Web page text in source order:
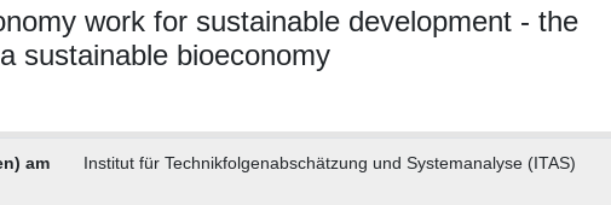
work for sustainable development - the
sustainable bioeconomy
am
Institut für Technikfolgenabschätzung und Systemanalyse (ITAS)